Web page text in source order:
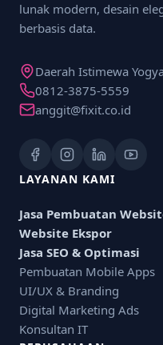
lunak modern, desain
berbasis data.
Daerah Istimewa
0812-3875-5559
anggit@fixit.co.id
LAYANAN KAMI
Jasa Pembuatan
Website Ekspor
Jasa SEO & Optimasi
Pembuatan Mobile Apps
UI/UX & Branding
Digital Marketing Ads
Konsultan IT